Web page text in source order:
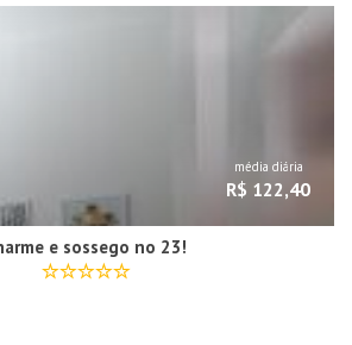
média diária
R$ 122,40
e sossego no 23!